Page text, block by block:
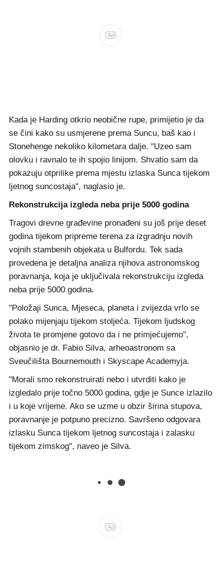
Ad
Kada je Harding otkrio neobične rupe, primijetio je da
se čini kako su usmjerene prema Suncu, baš kao i
Stonehenge nekoliko kilometara dalje. "Uzeo sam
olovku i ravnalo te ih spojio linijom. Shvatio sam da
pokazuju otprilike prema mjestu izlaska Sunca tijekom
ljetnog suncostaja", naglasio je.
Rekonstrukcija izgleda neba prije 5000 godina
Tragovi drevne građevine pronađeni su još prije deset
godina tijekom pripreme terena za izgradnju novih
vojnih stambenih objekata u Bulfordu. Tek sada
provedena je detaljna analiza njihova astronomskog
poravnanja, koja je uključivala rekonstrukciju izgleda
neba prije 5000 godina.
"Položaji Sunca, Mjeseca, planeta i zvijezda vrlo se
polako mijenjaju tijekom stoljeća. Tijekom ljudskog
života te promjene gotovo da i ne primjećujemo",
objasnio je dr. Fabio Silva, arheoastronom sa
Sveučilišta Bournemouth i Skyscape Academyja.
"Morali smo rekonstruirati nebo i utvrditi kako je
izgledalo prije točno 5000 godina, gdje je Sunce izlazilo
i u koje vrijeme. Ako se uzme u obzir širina stupova,
poravnanje je potpuno precizno. Savršeno odgovara
izlasku Sunca tijekom ljetnog suncostaja i zalasku
tijekom zimskog", naveo je Silva.
Ad